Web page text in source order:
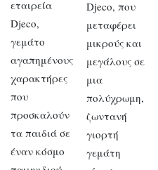
εταιρεία
Djeco,
γεμάτο
αγαπημένους
χαρακτήρες
που
προσκαλούν
τα παιδιά σε
έναν κόσμο
Djeco, που
μεταφέρει
μικρούς και
μεγάλους σε
μια
πολύχρωμη,
ζωντανή
γιορτή
γεμάτη